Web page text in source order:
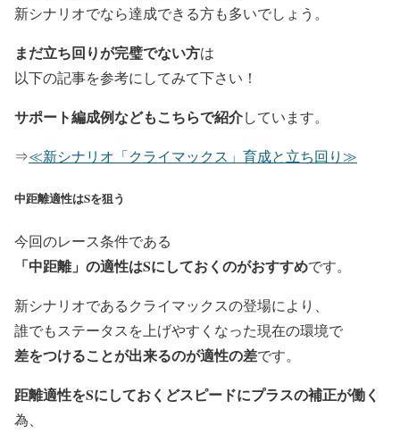
新シナリオでなら達成できる方も多いでしょう。
まだ立ち回りが完璧でない方は
以下の記事を参考にしてみて下さい！
サポート編成例などもこちらで紹介しています。
⇒≪新シナリオ「クライマックス」育成と立ち回り≫
中距離適性はSを狙う
今回のレース条件である
「中距離」の適性はSにしておくのがおすすめです。
新シナリオであるクライマックスの登場により、
誰でもステータスを上げやすくなった現在の環境で
差をつけることが出来るのが適性の差です。
距離適性をSにしておくどスピードにプラスの補正が働く
為、